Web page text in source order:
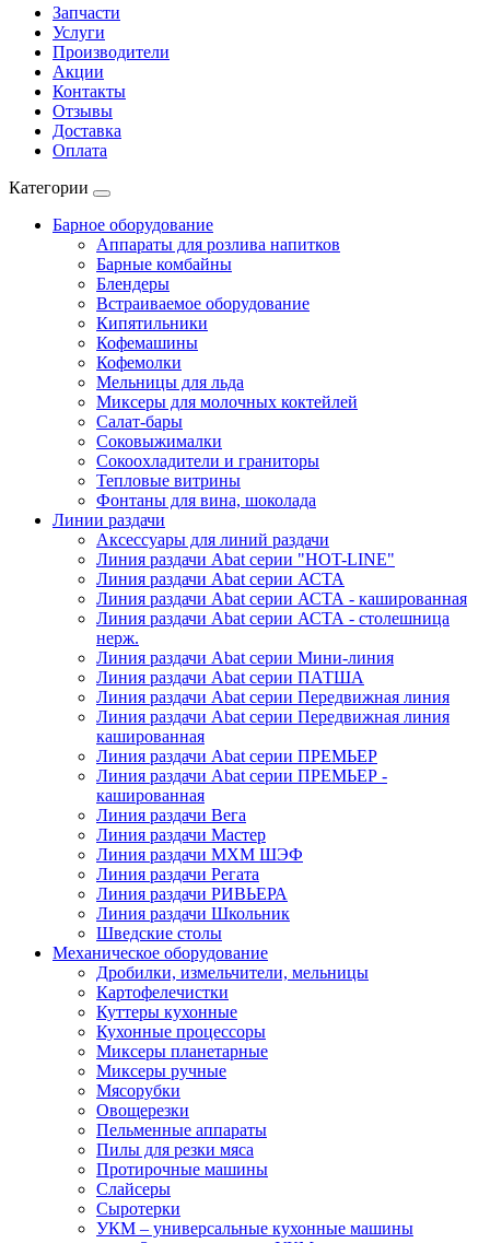
Запчасти
Услуги
Производители
Акции
Контакты
Отзывы
Доставка
Оплата
Категории
Барное оборудование
Аппараты для розлива напитков
Барные комбайны
Блендеры
Встраиваемое оборудование
Кипятильники
Кофемашины
Кофемолки
Мельницы для льда
Миксеры для молочных коктейлей
Салат-бары
Соковыжималки
Сокоохладители и граниторы
Тепловые витрины
Фонтаны для вина, шоколада
Линии раздачи
Аксессуары для линий раздачи
Линия раздачи Abat серии "HOT-LINE"
Линия раздачи Abat серии АСТА
Линия раздачи Abat серии АСТА - кашированная
Линия раздачи Abat серии АСТА - столешница
нерж.
Линия раздачи Abat серии Мини-линия
Линия раздачи Abat серии ПАТША
Линия раздачи Abat серии Передвижная линия
Линия раздачи Abat серии Передвижная линия
кашированная
Линия раздачи Abat серии ПРЕМЬЕР
Линия раздачи Abat серии ПРЕМЬЕР -
кашированная
Линия раздачи Вега
Линия раздачи Мастер
Линия раздачи МХМ ШЭФ
Линия раздачи Регата
Линия раздачи РИВЬЕРА
Линия раздачи Школьник
Шведские столы
Механическое оборудование
Дробилки, измельчители, мельницы
Картофелечистки
Куттеры кухонные
Кухонные процессоры
Миксеры планетарные
Миксеры ручные
Мясорубки
Овощерезки
Пельменные аппараты
Пилы для резки мяса
Протирочные машины
Слайсеры
Сыротерки
УКМ – универсальные кухонные машины